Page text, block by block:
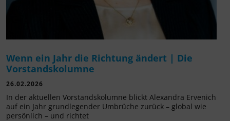
Wenn ein Jahr die Richtung ändert | Die
Vorstandskolumne
26.02.2026
In der aktuellen Vorstandskolumne blickt Alexandra Ervenich
auf ein Jahr grundlegender Umbrüche zurück – global wie
persönlich – und richtet